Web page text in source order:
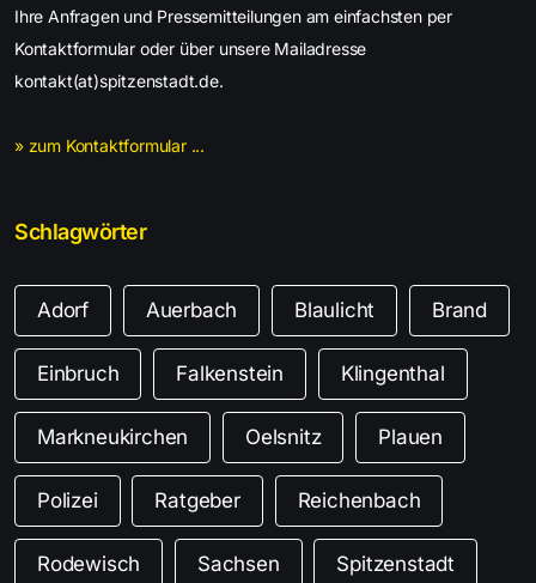
Ihre Anfragen und Pressemitteilungen am einfachsten per
Kontaktformular oder über unsere Mailadresse
kontakt(at)spitzenstadt.de.
» zum Kontaktformular ...
Schlagwörter
Adorf Auerbach Blaulicht Brand
Einbruch Falkenstein Klingenthal
Markneukirchen Oelsnitz Plauen
Polizei Ratgeber Reichenbach
Rodewisch Sachsen Spitzenstadt